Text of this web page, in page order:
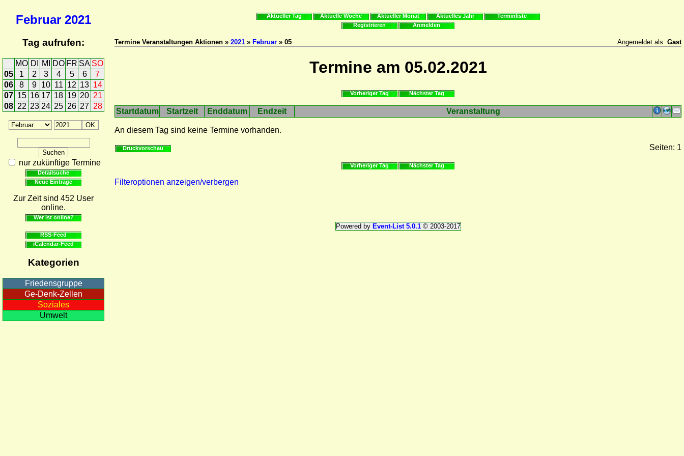
Februar 2021
Tag aufrufen:
MO DI MI DO FR SA SO
05
1 2 3 4 5 6
7
06
8 9 10 11 12 13 14
07 15 16 17 18 19 20 21
08 22 23 24 25 26 27 28
nur zukünftige Termine
Detailsuche
Neue Einträge
Zur Zeit sind 452 User
online.
Wer ist online?
RSS-Feed
iCalendar-Feed
Kategorien
Friedensgruppe
Ge-Denk-Zellen
Soziales
Umwelt
Aktueller Tag Aktuelle Woche Aktueller Monat Aktuelles Jahr
Terminliste
Registrieren
Anmelden
Termine Veranstaltungen Aktionen » 2021 » Februar » 05 Angemeldet als: Gast
Termine am 05.02.2021
Vorheriger Tag Nächster Tag
Startdatum Startzeit Enddatum Endzeit Veranstaltung
An diesem Tag sind keine Termine vorhanden.
Druckvorschau Seiten: 1
Vorheriger Tag Nächster Tag
Filteroptionen anzeigen/verbergen
Powered by Event-List 5.0.1© 2003-2017